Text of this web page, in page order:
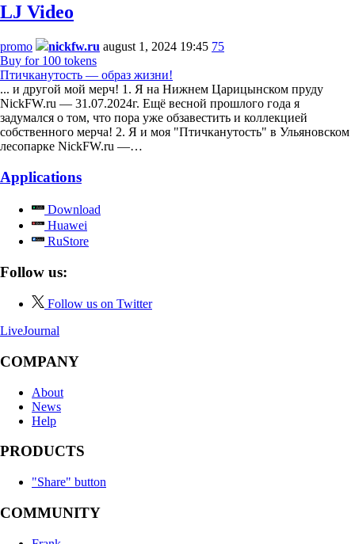
LJ Video
promo nickfw.ru august 1, 2024 19:45 75
Buy for 100 tokens
Птичканутость — образ жизни!
... и другой мой мерч! 1. Я на Нижнем Царицынском пруду
NickFW.ru — 31.07.2024г. Ещё весной прошлого года я
задумался о том, что пора уже обзавестить и коллекцией
собственного мерча! 2. Я и моя "Птичканутость" в Ульяновском
лесопарке NickFW.ru —…
Applications
Download
Huawei
RuStore
Follow us:
Follow us on Twitter
LiveJournal
COMPANY
About
News
Help
PRODUCTS
"Share" button
COMMUNITY